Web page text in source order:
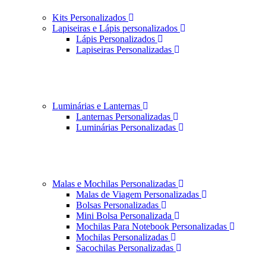
Kits Personalizados
Lapiseiras e Lápis personalizados
Lápis Personalizados
Lapiseiras Personalizadas
Luminárias e Lanternas
Lanternas Personalizadas
Luminárias Personalizadas
Malas e Mochilas Personalizadas
Malas de Viagem Personalizadas
Bolsas Personalizadas
Mini Bolsa Personalizada
Mochilas Para Notebook Personalizadas
Mochilas Personalizadas
Sacochilas Personalizadas